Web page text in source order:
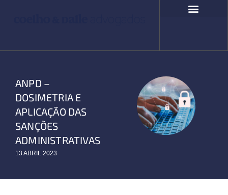
ANPD –
DOSIMETRIA E
APLICAÇÃO DAS
SANÇÕES
ADMINISTRATIVAS
13 ABRIL 2023